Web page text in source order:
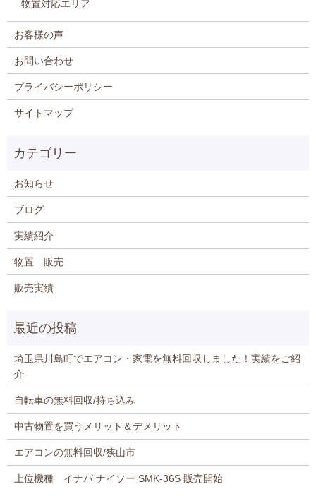
物置対応エリア
お客様の声
お問い合わせ
プライバシーポリシー
サイトマップ
お知らせ
ブログ
実績紹介
物置 販売
販売実績
埼玉県川島町でエアコン・家電を無料回収しました！実績をご紹
介
自転車の無料回収/持ち込み
中古物置を買うメリット＆デメリット
エアコンの無料回収/狭山市
上位機種 イナバ ナイソー SMK-36S 販売開始